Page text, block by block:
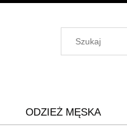
ODZIEŻ MĘSKA